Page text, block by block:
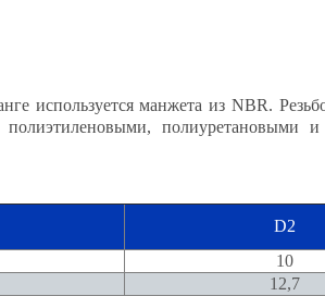
используется манжета из NBR.
полиуретановыми
D2
10
12,7